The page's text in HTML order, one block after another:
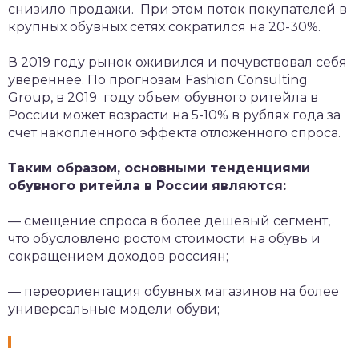
снизило продажи. При этом поток покупателей в
крупных обувных сетях сократился на 20-30%.
В 2019 году рынок оживился и почувствовал себя
увереннее. По прогнозам Fashion Consulting
Group, в 2019 году объем обувного ритейла в
России может возрасти на 5-10% в рублях года за
счет накопленного эффекта отложенного спроса.
Таким образом, основными тенденциями
обувного ритейла в России являются:
— смещение спроса в более дешевый сегмент,
что обусловлено ростом стоимости на обувь и
сокращением доходов россиян;
— переориентация обувных магазинов на более
универсальные модели обуви;